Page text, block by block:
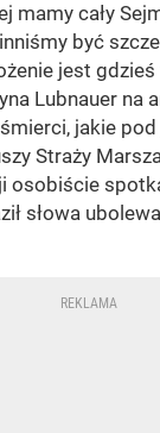
mamy cały
być
jest
Lubnauer na
jakie pod
Straży
osobiście
słowa